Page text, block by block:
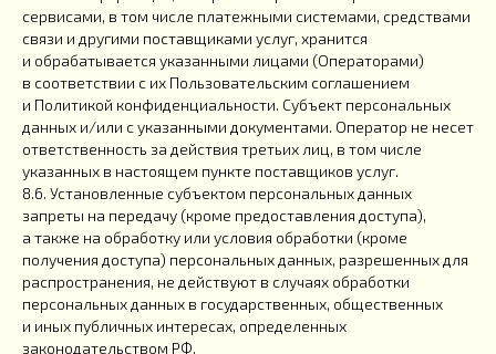
сервисами, в том числе платежными системами, средствами
связи и другими поставщиками услуг, хранится
и обрабатывается указанными лицами (Операторами)
в соответствии с их Пользовательским соглашением
и Политикой конфиденциальности. Субъект персональных
данных и/или с указанными документами. Оператор не несет
ответственность за действия третьих лиц, в том числе
указанных в настоящем пункте поставщиков услуг.
8.6. Установленные субъектом персональных данных
запреты на передачу (кроме предоставления доступа),
а также на обработку или условия обработки (кроме
получения доступа) персональных данных, разрешенных для
распространения, не действуют в случаях обработки
персональных данных в государственных, общественных
и иных публичных интересах, определенных
законодательством РФ.